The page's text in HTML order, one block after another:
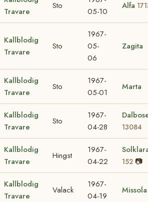
Travare
Sto
05-10
Alfa
Kallblodig
Travare
Sto
1967-
05-
06
Zagita
Kallblodig
Travare
Sto
1967-
05-01
Marta
Kallblodig
Travare
Sto
1967-
04-28
13084
Kallblodig
Travare
Hingst
1967-
04-22
152 📷
Kallblodig
Travare
Valack
1967-
04-19
Missola